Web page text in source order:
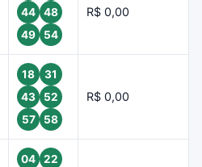
44
48
49
54
R$ 0,00
18
31
43
52
57
58
R$ 0,00
04
22